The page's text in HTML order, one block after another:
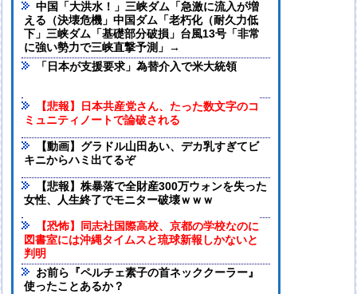
中国「大洪水！」三峡ダム「急激に流入が増
える（決壊危機」中国ダム「老朽化（耐久力低
下」三峡ダム「基礎部分破損」台風13号「非常
に強い勢力で三峡直撃予測」→
「日本が支援要求」為替介入で米大統領
【悲報】日本共産党さん、たった数文字のコ
ミュニティノートで論破される
【動画】グラドル山田あい、デカ乳すぎてビ
キニからハミ出てるぞ
【悲報】株暴落で全財産300万ウォンを失った
女性、人生終了でモニター破壊ｗｗｗ
【恐怖】同志社国際高校、京都の学校なのに
図書室には沖縄タイムスと琉球新報しかないと
判明
お前ら『ペルチェ素子の首ネッククーラー』
使ったことあるか？